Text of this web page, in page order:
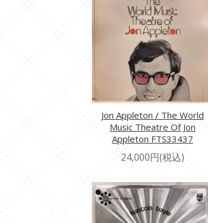
Jon Appleton / The World
Music Theatre Of Jon
Appleton FTS33437
24,000円(税込)